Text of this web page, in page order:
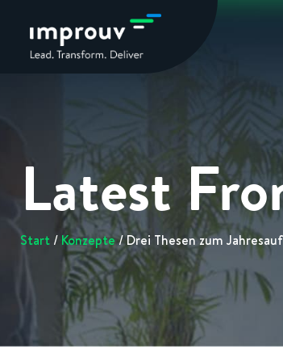
Latest
Start / Konzepte/ Drei Thesen zum